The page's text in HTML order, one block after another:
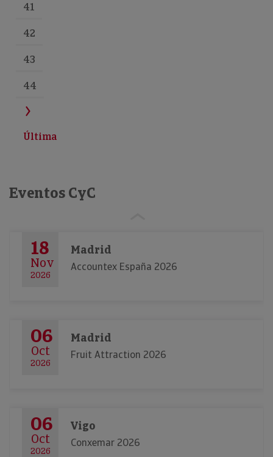
41
42
43
44
Última
Eventos CyC
18
Nov
2026
Madrid
Accountex España 2026
06
Oct
2026
Madrid
Fruit Attraction 2026
06
Oct
2026
Vigo
Conxemar 2026